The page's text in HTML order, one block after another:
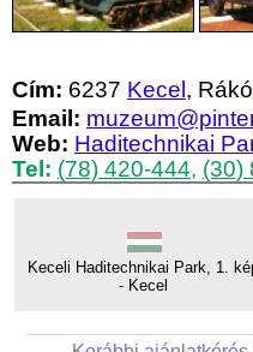
Cím: 6237 Kecel ,
Email:
Web: Haditechnikai
Tel: (78) 420-444, (30)
Keceli Haditechnikai Park, 1.
- Kecel